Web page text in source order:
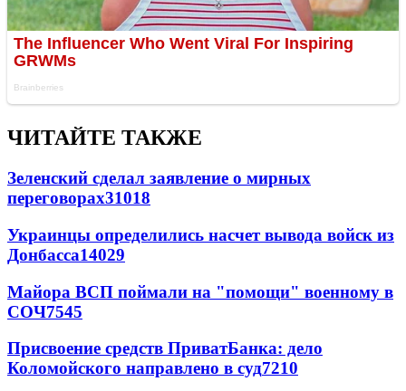
ЧИТАЙТЕ ТАКЖЕ
Зеленский сделал заявление о мирных
переговорах31018
Украинцы определились насчет вывода войск из
Донбасса14029
Майора ВСП поймали на "помощи" военному в
СОЧ7545
Присвоение средств ПриватБанка: дело
Коломойского направлено в суд7210